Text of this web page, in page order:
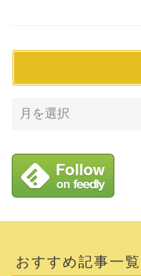
おすすめ記事一覧